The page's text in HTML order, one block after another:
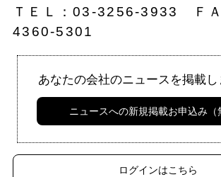
ＴＥＬ：03-3256-3933 Ｆ
4360-5301
あなたの会社のニュースを掲載し
ニュースへの新規掲載お申込み（
ログインはこちら